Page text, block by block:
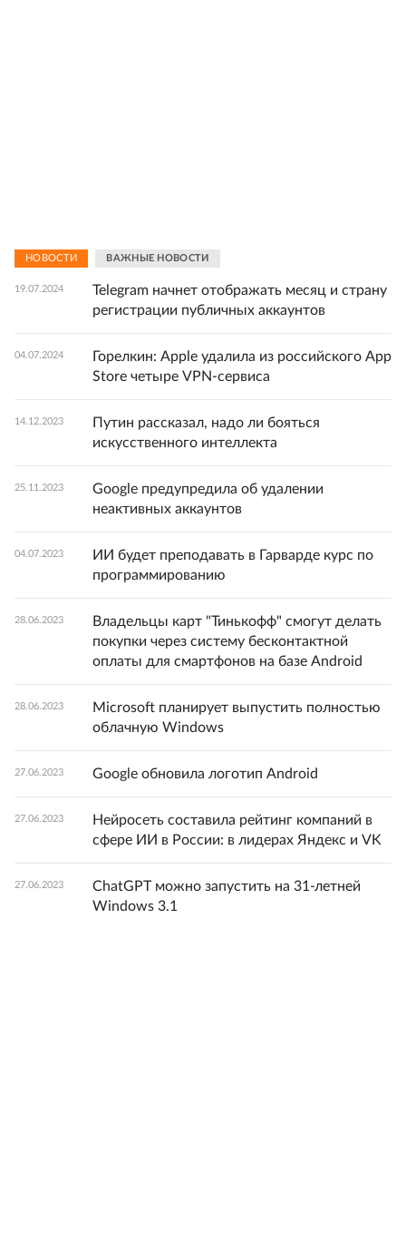
НОВОСТИ ВАЖНЫЕ НОВОСТИ
19.07.2024
Telegram начнет отображать месяц и страну
регистрации публичных аккаунтов
04.07.2024
Горелкин: Apple удалила из российского App
Store четыре VPN-сервиса
14.12.2023
Путин рассказал, надо ли бояться
искусственного интеллекта
25.11.2023
Google предупредила об удалении
неактивных аккаунтов
04.07.2023
ИИ будет преподавать в Гарварде курс по
программированию
28.06.2023
Владельцы карт "Тинькофф" смогут делать
покупки через систему бесконтактной
оплаты для смартфонов на базе Android
28.06.2023
Microsoft планирует выпустить полностью
облачную Windows
27.06.2023 Google обновила логотип Android
27.06.2023
Нейросеть составила рейтинг компаний в
сфере ИИ в России: в лидерах Яндекс и VK
27.06.2023
ChatGPT можно запустить на 31-летней
Windows 3.1